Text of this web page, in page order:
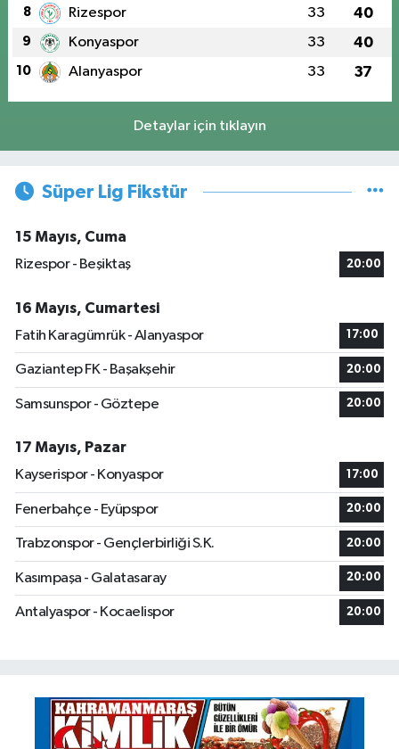
8 Rizespor 33 40
9 Konyaspor 33 40
10 Alanyaspor 33 37
Detaylar için tıklayın
Süper Lig Fikstür
15 Mayıs, Cuma
Rizespor - Beşiktaş
20:00
16 Mayıs, Cumartesi
Fatih Karagümrük - Alanyaspor
17:00
Gaziantep FK - Başakşehir 20:00
Samsunspor - Göztepe 20:00
17 Mayıs, Pazar
Kayserispor - Konyaspor
17:00
Fenerbahçe - Eyüpspor 20:00
Trabzonspor - Gençlerbirliği S.K. 20:00
Kasımpaşa - Galatasaray 20:00
Antalyaspor - Kocaelispor 20:00